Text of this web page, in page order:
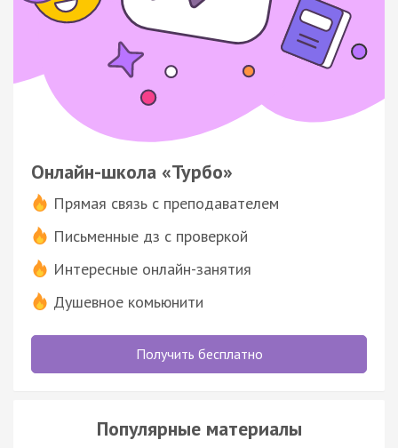
Онлайн-школа «Турбо»
Прямая связь с преподавателем
Письменные дз с проверкой
Интересные онлайн-занятия
Душевное комьюнити
Получить бесплатно
Популярные материалы